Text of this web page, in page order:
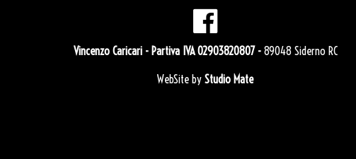
Vincenzo Caricari- Partiva IVA 02903820807 - 89048 Siderno RC
WebSite by Studio Mate